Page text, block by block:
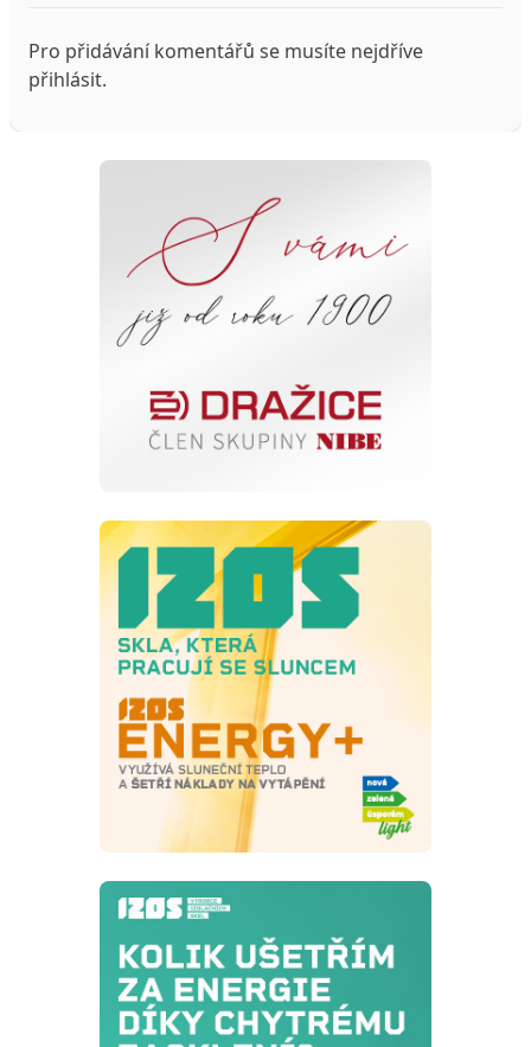
Pro přidávání komentářů se musíte nejdříve
přihlásit.